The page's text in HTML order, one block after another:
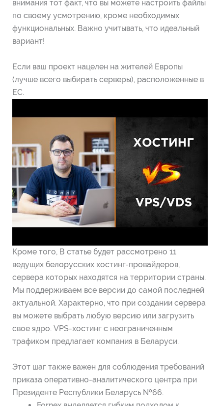
внимания тот факт, что вы можете настроить файлы
по своему усмотрению, кроме необходимых
функциональных. Важно учитывать, что идеальный
вариант!
Если ваш проект нацелен на жителей Европы
(лучше всего выбирать серверы), расположенные в
ЕС.
Кроме того, В статье будет рассмотрено 11
ведущих белорусских хостинг-провайдеров,
сервера которых находятся на территории страны.
Мы поддерживаем все версии до самой последней
актуальной. Характерно, что при создании сервера
вы можете выбрать любую версию или загрузить
свое ядро. VPS-хостинг с неограниченным
трафиком предлагает компания в Беларуси.
Этот шаг также важен для соблюдения требований
приказа оперативно-аналитического центра при
Президенте Республики Беларусь №66.